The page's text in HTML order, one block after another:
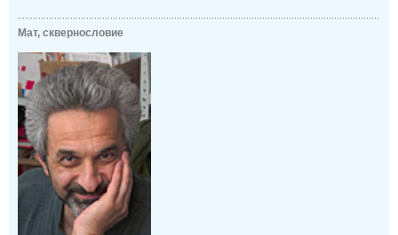
Мат, сквернословие